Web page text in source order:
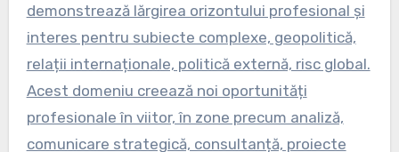
demonstrează lărgirea orizontului profesional și
interes pentru subiecte complexe, geopolitică,
relații internaționale, politică externă, risc global.
Acest domeniu creează noi oportunități
profesionale în viitor, în zone precum analiză,
comunicare strategică, consultanță, proiecte